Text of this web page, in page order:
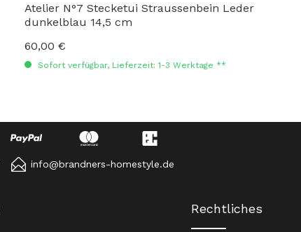
Atelier N°7 Stecketui Straussenbein Leder
dunkelblau 14,5 cm
Regulärer Preis:
60,00 €
Sofort verfügbar, Lieferzeit: 1-3 Werktage **
info@brandners-homestyle.de
Rechtliches